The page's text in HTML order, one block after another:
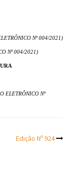
Nº 004/2021)
Nº 004/2021)
ELETRÔNICO Nº
Edição Nº 924